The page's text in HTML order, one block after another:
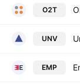
O2T
UNV
EMP